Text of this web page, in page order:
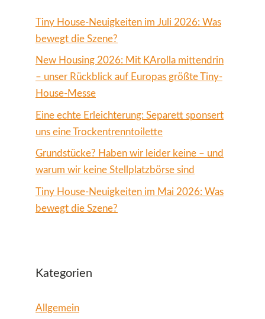
Tiny House-Neuigkeiten im Juli 2026: Was
bewegt die Szene?
New Housing 2026: Mit KArolla mittendrin
– unser Rückblick auf Europas größte Tiny-
House-Messe
Eine echte Erleichterung: Separett sponsert
uns eine Trockentrenntoilette
Grundstücke? Haben wir leider keine – und
warum wir keine Stellplatzbörse sind
Tiny House-Neuigkeiten im Mai 2026: Was
bewegt die Szene?
Kategorien
Allgemein